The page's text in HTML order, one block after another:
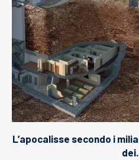
L’apocalisse secondo i